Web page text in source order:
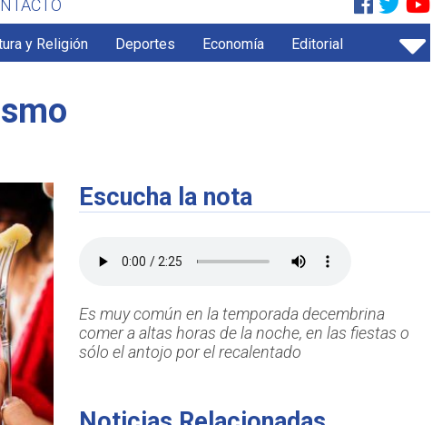
y Religión Deportes Economía Editorial
Escucha la nota
Es muy común en la temporada decembrina
comer a altas horas de la noche, en las fiestas o
sólo el antojo por el recalentado